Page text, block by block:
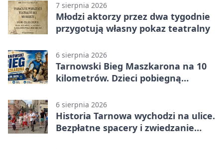
7 sierpnia 2026
Młodzi aktorzy przez dwa tygodnie
przygotują własny pokaz teatralny
6 sierpnia 2026
Tarnowski Bieg Maszkarona na 10
kilometrów. Dzieci pobiegną
6 sierpnia 2026
Historia Tarnowa wychodzi na ulice.
Bezpłatne spacery i zwiedzanie